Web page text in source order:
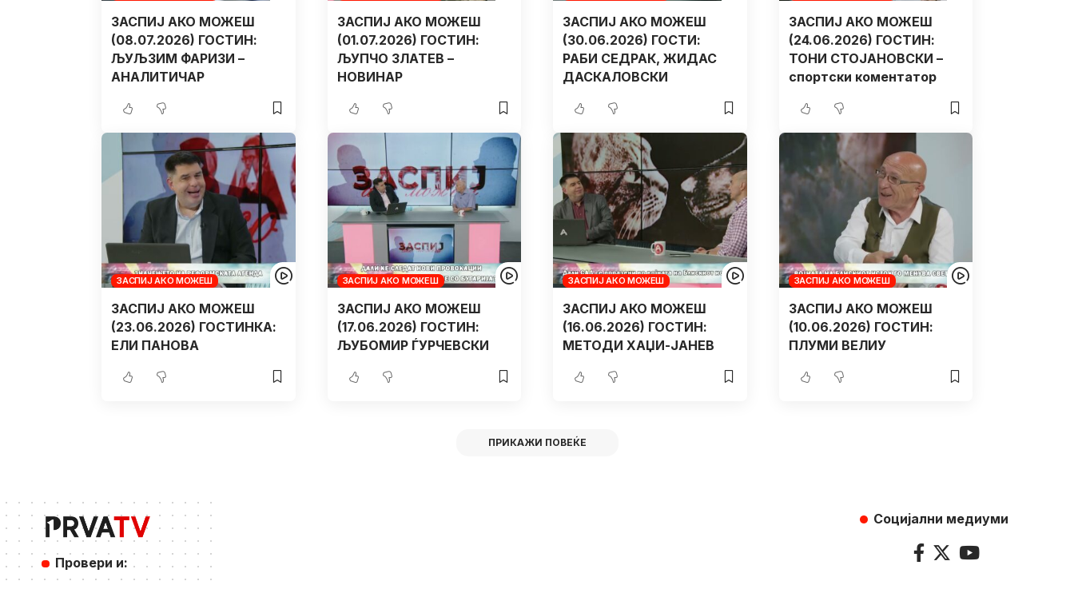
ЗАСПИЈ АКО МОЖЕШ
(08.07.2026) ГОСТИН:
ЉУЉЗИМ ФАРИЗИ –
АНАЛИТИЧАР
ЗАСПИЈ АКО МОЖЕШ
(01.07.2026) ГОСТИН:
ЉУПЧО ЗЛАТЕВ –
НОВИНАР
ЗАСПИЈ АКО МОЖЕШ
(30.06.2026) ГОСТИ:
РАБИ СЕДРАК, ЖИДАС
ДАСКАЛОВСКИ
ЗАСПИЈ АКО МОЖЕШ
(24.06.2026) ГОСТИН:
ТОНИ СТОЈАНОВСКИ –
спортски коментатор
ЗАСПИЈ АКО МОЖЕШ
ЗАСПИЈ АКО МОЖЕШ
(23.06.2026) ГОСТИНКА:
ЕЛИ ПАНОВА
ЗАСПИЈ АКО МОЖЕШ
ЗАСПИЈ АКО МОЖЕШ
(17.06.2026) ГОСТИН:
ЉУБОМИР ЃУРЧЕВСКИ
ЗАСПИЈ АКО МОЖЕШ
ЗАСПИЈ АКО МОЖЕШ
(16.06.2026) ГОСТИН:
МЕТОДИ ХАЏИ-ЈАНЕВ
ЗАСПИЈ АКО МОЖЕШ
ЗАСПИЈ АКО МОЖЕШ
(10.06.2026) ГОСТИН:
ПЛУМИ ВЕЛИУ
ПРИКАЖИ ПОВЕЌЕ
Провери и:
Социјални медиуми